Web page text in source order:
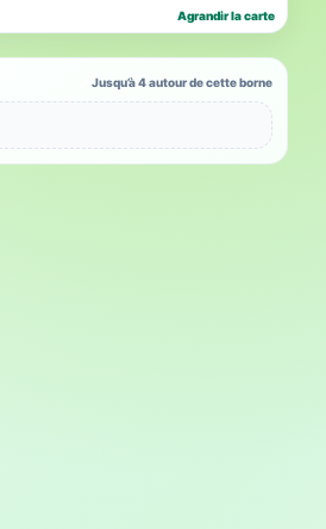
Agrandir la carte
Jusqu’à 4 autour de cette borne